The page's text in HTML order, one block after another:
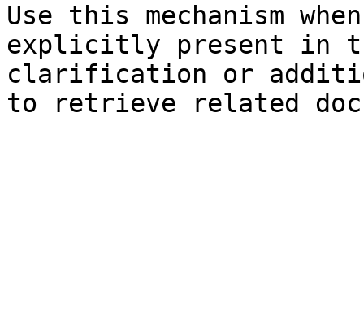
Use this mechanism
explicitly present in
clarification or